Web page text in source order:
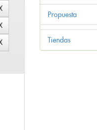
Propuesta
Tiendas